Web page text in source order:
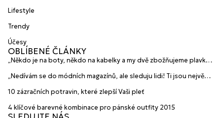
Lifestyle
Trendy
Účesy
OBLÍBENÉ ČLÁNKY
„Někdo je na boty, někdo na kabelky a my dvě zbožňujeme plavky“
HANAJANA Swimwear
„Nedívám se do módních magazínů, ale sleduju lidi! Ti jsou největší
10 zázračních potravin, které zlepší Vaši pleť
4 klíčové barevné kombinace pro pánské outfity 2015